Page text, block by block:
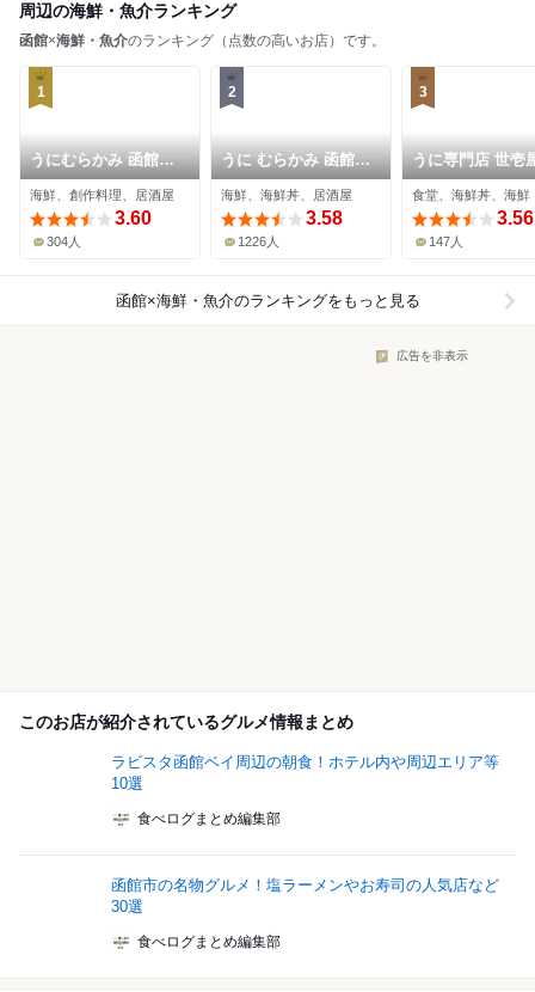
周辺の海鮮・魚介ランキング
函館×海鮮・魚介のランキング（点数の高いお店）です。
1
うにむらかみ 函館駅
前店
海鮮、創作料理、居酒屋
3.60
304人
2
うに むらかみ 函館本
店
海鮮、海鮮丼、居酒屋
3.58
1226人
3
うに専門店 世壱
館朝市店
食堂、海鮮丼、海鮮
3.56
147人
函館×海鮮・魚介のランキングをもっと見る
広告を非表示
このお店が紹介されているグルメ情報まとめ
ラビスタ函館ベイ周辺の朝食！ホテル内や周辺エリア等
10選
食べログまとめ編集部
函館市の名物グルメ！塩ラーメンやお寿司の人気店など
30選
食べログまとめ編集部